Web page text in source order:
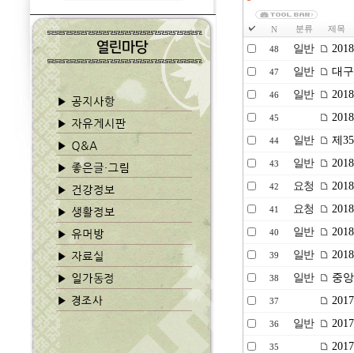
N 분류 제목
48 일반
47 일반 대
46 일반
45
44 일반 제
43 일반
42 요청
41 요청
40 일반
39 일반
38 일반 중
37
36 일반
35